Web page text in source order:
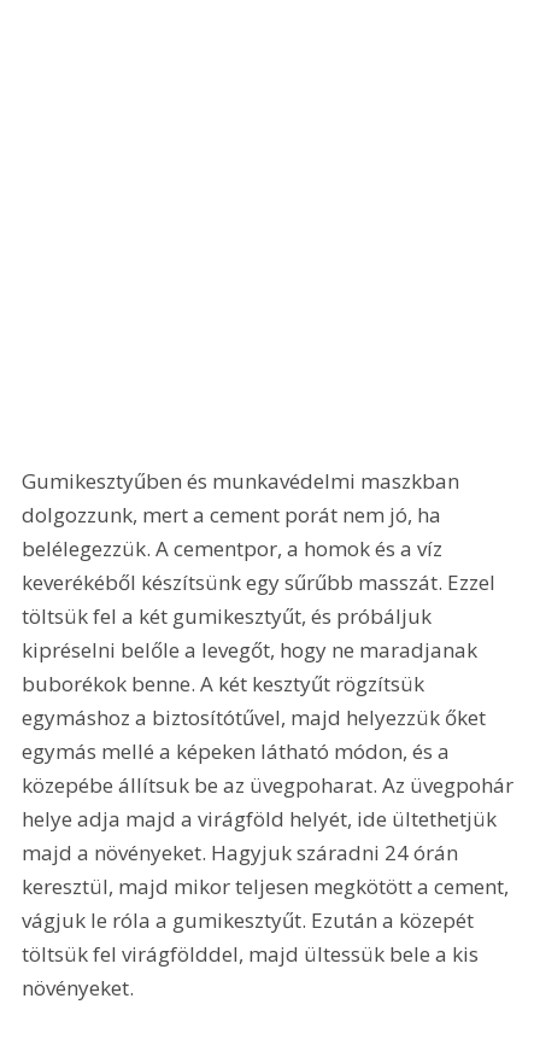
Gumikesztyűben és munkavédelmi maszkban
dolgozzunk, mert a cement porát nem jó, ha
belélegezzük. A cementpor, a homok és a víz
keverékéből készítsünk egy sűrűbb masszát. Ezzel
töltsük fel a két gumikesztyűt, és próbáljuk
kipréselni belőle a levegőt, hogy ne maradjanak
buborékok benne. A két kesztyűt rögzítsük
egymáshoz a biztosítótűvel, majd helyezzük őket
egymás mellé a képeken látható módon, és a
közepébe állítsuk be az üvegpoharat. Az üvegpohár
helye adja majd a virágföld helyét, ide ültethetjük
majd a növényeket. Hagyjuk száradni 24 órán
keresztül, majd mikor teljesen megkötött a cement,
vágjuk le róla a gumikesztyűt. Ezután a közepét
töltsük fel virágfölddel, majd ültessük bele a kis
növényeket.